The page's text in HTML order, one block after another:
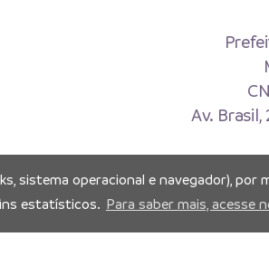
Av.
Copyright
sistema operacional e navegador),
estatísticos. Para saber mais, acesse